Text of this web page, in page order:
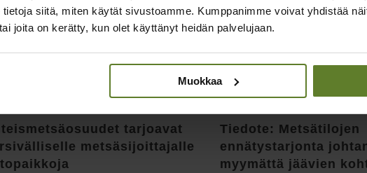
tietoja siitä, miten käytät sivustoamme. Kumppanimme voivat yhdistää
joita on kerätty, kun olet käyttänyt heidän palvelujaan.
Muokkaa
tarjoavat
metsäsijoittajalle
Tiedote: Metsätilojen
ennätystarjonta
myymättä jäävien